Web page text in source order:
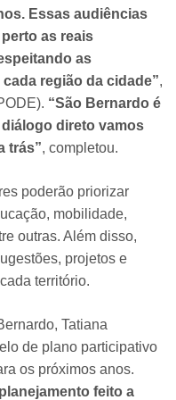
Essas audiências
as reais
as
região da cidade”,
“São Bernardo é
direto vamos
trás”, completou.
poderão priorizar
mobilidade,
outras. Além disso,
projetos e
território.
Tatiana
de plano participativo
os próximos anos.
feito a